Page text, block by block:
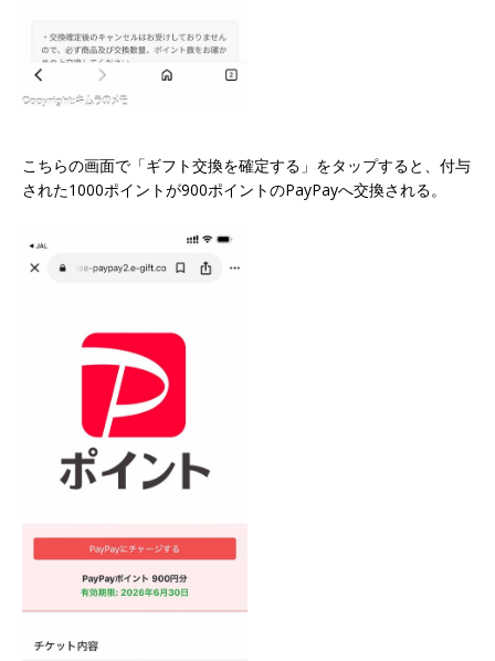
こちらの画面で「ギフト交換を確定する」をタップすると、付与
された1000ポイントが900ポイントのPayPayへ交換される。